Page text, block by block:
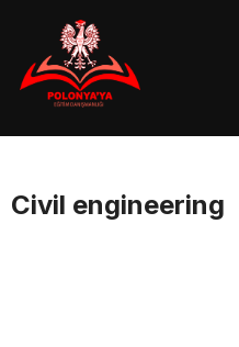
content
Civil engineering